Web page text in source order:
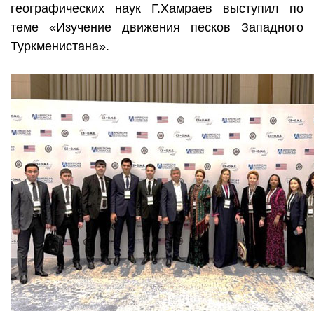
географических наук Г.Хамраев выступил по
теме «Изучение движения песков Западного
Туркменистана».